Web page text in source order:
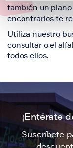
también un
encontrarlos te
Utiliza nuestro
consultar o el
todos ellos.
¡Entérate
Suscríbete